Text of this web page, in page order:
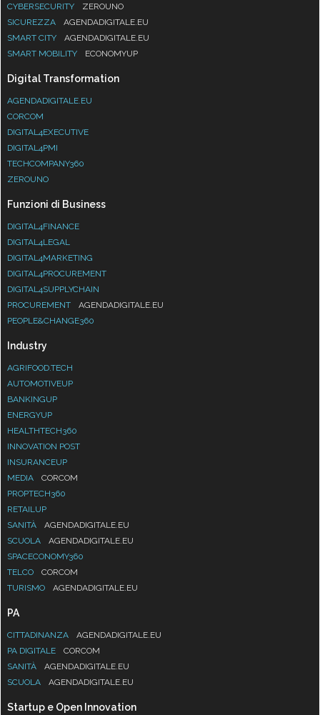
CYBERSECURITY
ZEROUNO
SICUREZZA
AGENDADIGITALE.EU
SMART CITY
AGENDADIGITALE.EU
SMART MOBILITY
ECONOMYUP
Digital Transformation
AGENDADIGITALE.EU
CORCOM
DIGITAL4EXECUTIVE
DIGITAL4PMI
TECHCOMPANY360
ZEROUNO
Funzioni di Business
DIGITAL4FINANCE
DIGITAL4LEGAL
DIGITAL4MARKETING
DIGITAL4PROCUREMENT
DIGITAL4SUPPLYCHAIN
PROCUREMENT
AGENDADIGITALE.EU
PEOPLE&CHANGE360
Industry
AGRIFOOD.TECH
AUTOMOTIVEUP
BANKINGUP
ENERGYUP
HEALTHTECH360
INNOVATION POST
INSURANCEUP
MEDIA
CORCOM
PROPTECH360
RETAILUP
SANITÀ
AGENDADIGITALE.EU
SCUOLA
AGENDADIGITALE.EU
SPACECONOMY360
TELCO
CORCOM
TURISMO
AGENDADIGITALE.EU
PA
CITTADINANZA
AGENDADIGITALE.EU
PA DIGITALE
CORCOM
SANITÀ
AGENDADIGITALE.EU
SCUOLA
AGENDADIGITALE.EU
Startup e Open Innovation